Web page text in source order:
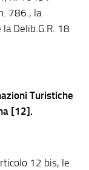
786 , la
Delib.G.R. 18
Turistiche
[12].
12 bis, le